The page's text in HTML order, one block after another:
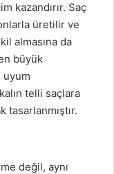
kazandırır. Saç
üretilir ve
almasına da
büyük
uyum
telli saçlara
tasarlanmıştır.
değil, aynı